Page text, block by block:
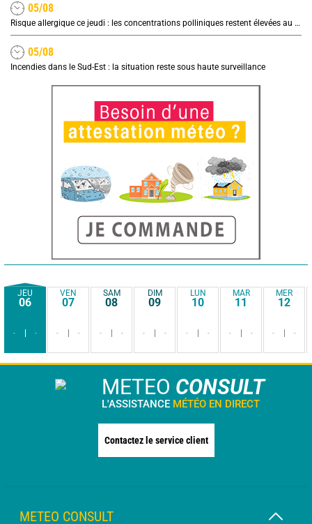
05/08
Risque allergique ce jeudi : les concentrations polliniques restent élevées au nord
05/08
Incendies dans le Sud-Est : la situation reste sous haute surveillance
JEU
06
- -
VEN
07
- -
SAM
08
- -
DIM
09
- -
LUN
10
- -
MAR
11
- -
MER
12
- -
METEO CONSULT
L'ASSISTANCE MÉTÉO EN DIRECT
Contactez le service client
METEO CONSULT